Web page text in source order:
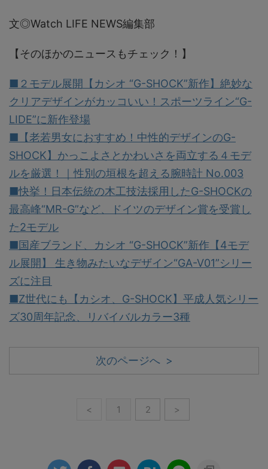
文◎Watch LIFE NEWS編集部
【そのほかのニュースもチェック！】
■２モデル展開【カシオ “G-SHOCK”新作】絶妙な
クリアデザインがカッコいい！スポーツライン“G-
LIDE”に新作登場
■【老若男女におすすめ！中性的デザインのG-
SHOCK】かっこよさとかわいさを両立する４モデ
ルを厳選！｜性別の垣根を超える腕時計 No.003
■快挙！日本伝統の木工技法採用したG-SHOCKの
最高峰“MR-G”など、ドイツのデザイン賞を受賞し
た2モデル
■国産ブランド、カシオ “G-SHOCK”新作【4モデ
ル展開】 生き物みたいなデザイン“GA-V01”シリー
ズに注目
■Z世代にも【カシオ、G-SHOCK】平成人気シリー
ズ30周年記念、リバイバルカラー3種
次のページへ >
< 1 2 >